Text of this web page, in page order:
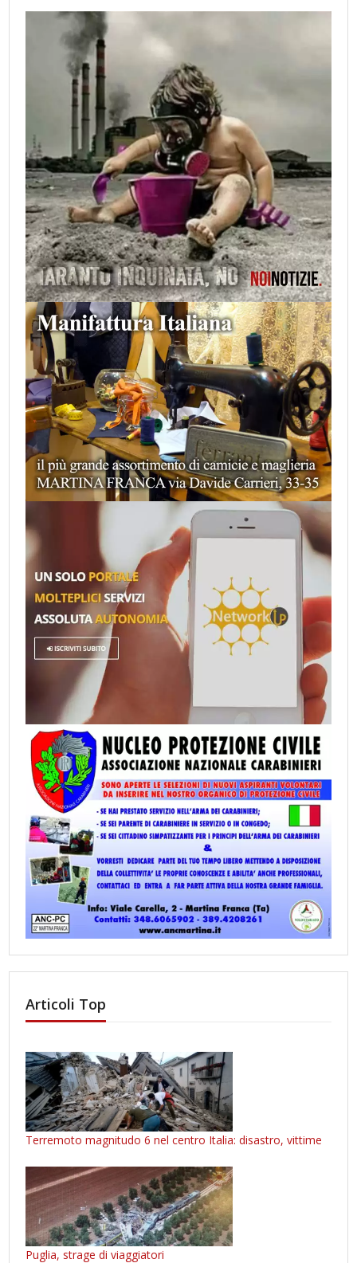
Articoli Top
Terremoto magnitudo 6 nel centro Italia: disastro, vittime
Puglia, strage di viaggiatori